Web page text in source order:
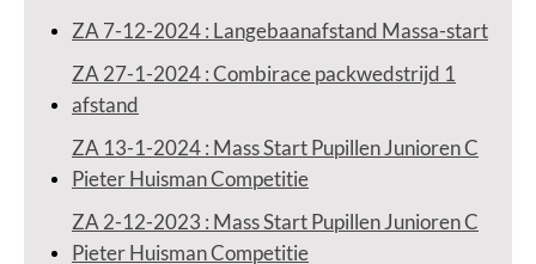
ZA 7-12-2024 : Langebaanafstand Massa-start
ZA 27-1-2024 : Combirace packwedstrijd 1
afstand
ZA 13-1-2024 : Mass Start Pupillen Junioren C
Pieter Huisman Competitie
ZA 2-12-2023 : Mass Start Pupillen Junioren C
Pieter Huisman Competitie